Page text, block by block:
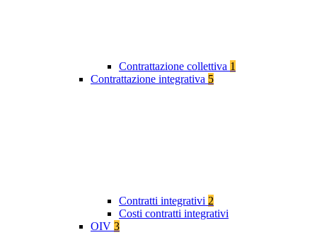
Contrattazione collettiva 1
Contrattazione integrativa 5
Contratti integrativi 2
Costi contratti integrativi
OIV 3